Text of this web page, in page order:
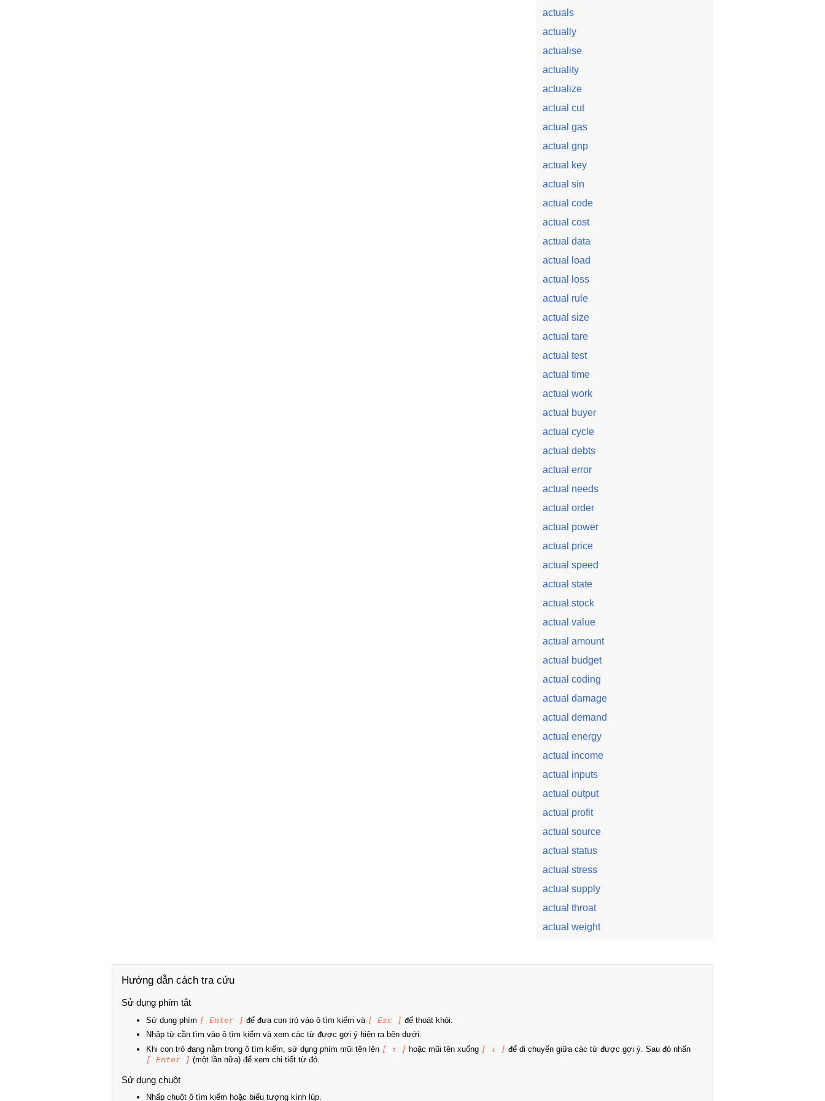
actuals
actually
actualise
actuality
actualize
actual cut
actual gas
actual gnp
actual key
actual sin
actual code
actual cost
actual data
actual load
actual loss
actual rule
actual size
actual tare
actual test
actual time
actual work
actual buyer
actual cycle
actual debts
actual error
actual needs
actual order
actual power
actual price
actual speed
actual state
actual stock
actual value
actual amount
actual budget
actual coding
actual damage
actual demand
actual energy
actual income
actual inputs
actual output
actual profit
actual source
actual status
actual stress
actual supply
actual throat
actual weight
Hướng dẫn cách tra cứu
Sử dụng phím tắt
Sử dụng phím [ Enter ] để đưa con trỏ vào ô tìm kiếm và [ Esc ] để thoát khỏi.
Nhập từ cần tìm vào ô tìm kiếm và xem các từ được gợi ý hiện ra bên dưới.
Khi con trỏ đang nằm trong ô tìm kiếm, sử dụng phím mũi tên lên [ ↑ ] hoặc mũi tên xuống [ ↓ ] để di chuyển giữa các từ được gợi ý. Sau đó nhấn
[ Enter ] (một lần nữa) để xem chi tiết từ đó.
Sử dụng chuột
Nhấp chuột ô tìm kiếm hoặc biểu tượng kính lúp.